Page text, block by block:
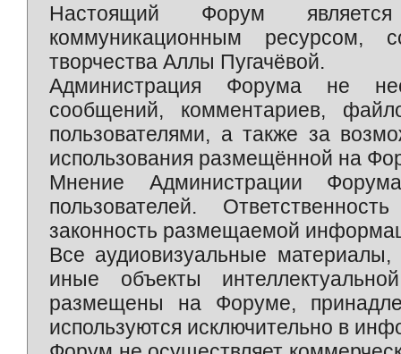
Настоящий Форум является
коммуникационным ресурсом,
творчества Аллы Пугачёвой.
Администрация Форума не
сообщений, комментариев,
пользователями, а также за
использования размещённой на
Мнение Администрации
пользователей.
законность размещаемой
Все аудиовизуальные
иные объекты
размещены на Форуме,
используются исключительно в